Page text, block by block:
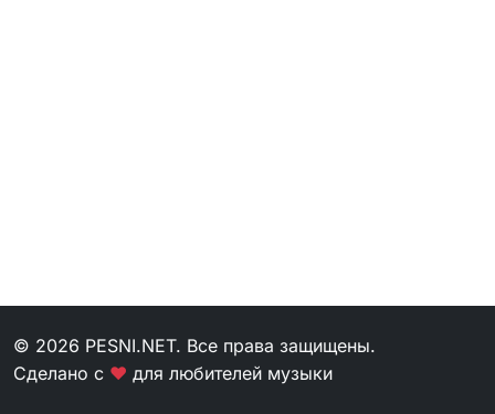
© 2026 PESNI.NET. Все права защищены.
Сделано с ❤ для любителей музыки